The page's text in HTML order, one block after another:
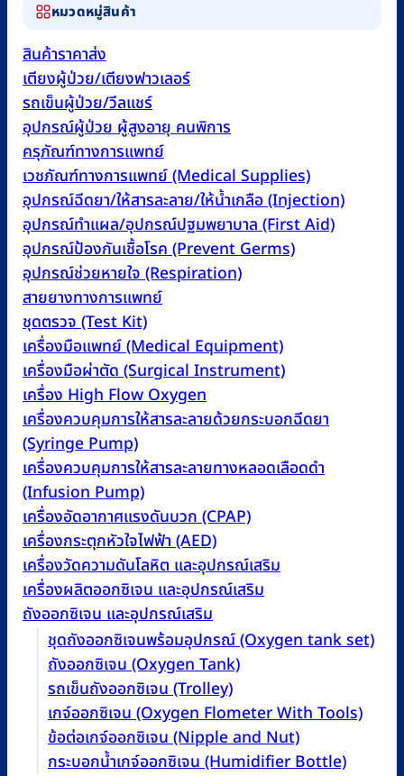
หมวดหมู่สินค้า
สินค้าราคาส่ง
เตียงผู้ป่วย/เตียงฟาวเลอร์
รถเข็นผู้ป่วย/วีลแชร์
อุปกรณ์ผู้ป่วย ผู้สูงอายุ คนพิการ
ครุภัณฑ์ทางการแพทย์
เวชภัณฑ์ทางการแพทย์ (Medical Supplies)
อุปกรณ์ฉีดยา/ให้สารละลาย/ให้น้ำเกลือ (Injection)
อุปกรณ์ทำแผล/อุปกรณ์ปฐมพยาบาล (First Aid)
อุปกรณ์ป้องกันเชื้อโรค (Prevent Germs)
อุปกรณ์ช่วยหายใจ (Respiration)
สายยางทางการแพทย์
ชุดตรวจ (Test Kit)
เครื่องมือแพทย์ (Medical Equipment)
เครื่องมือผ่าตัด (Surgical Instrument)
เครื่อง High Flow Oxygen
เครื่องควบคุมการให้สารละลายด้วยกระบอกฉีดยา
(Syringe Pump)
เครื่องควบคุมการให้สารละลายทางหลอดเลือดดำ
(Infusion Pump)
เครื่องอัดอากาศแรงดันบวก (CPAP)
เครื่องกระตุกหัวใจไฟฟ้า (AED)
เครื่องวัดความดันโลหิต และอุปกรณ์เสริม
เครื่องผลิตออกซิเจน และอุปกรณ์เสริม
ถังออกซิเจน และอุปกรณ์เสริม
ชุดถังออกซิเจนพร้อมอุปกรณ์ (Oxygen tank set)
ถังออกซิเจน (Oxygen Tank)
รถเข็นถังออกซิเจน (Trolley)
เกจ์ออกซิเจน (Oxygen Flometer With Tools)
ข้อต่อเกจ์ออกซิเจน (Nipple and Nut)
กระบอกน้ำเกจ์ออกซิเจน (Humidifier Bottle)